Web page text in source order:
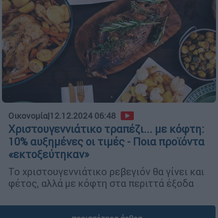
Οικονομία|12.12.2024 06:48
Χριστουγεννιάτικο τραπέζι... με κόφτη:
10% αυξημένες οι τιμές - Ποια προϊόντα
«εκτοξεύτηκαν»
Το χριστουγεννιάτικο ρεβεγιόν θα γίνει και
φέτος, αλλά με κόφτη στα περιττά έξοδα